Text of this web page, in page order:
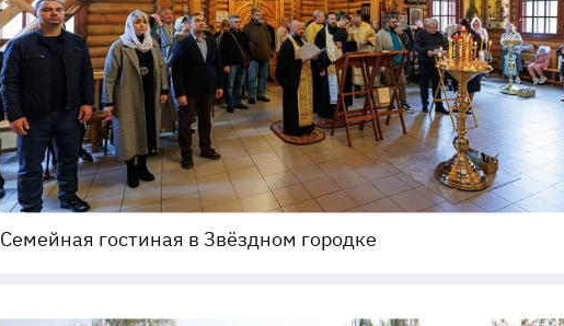
Семейная гостиная в Звёздном городке